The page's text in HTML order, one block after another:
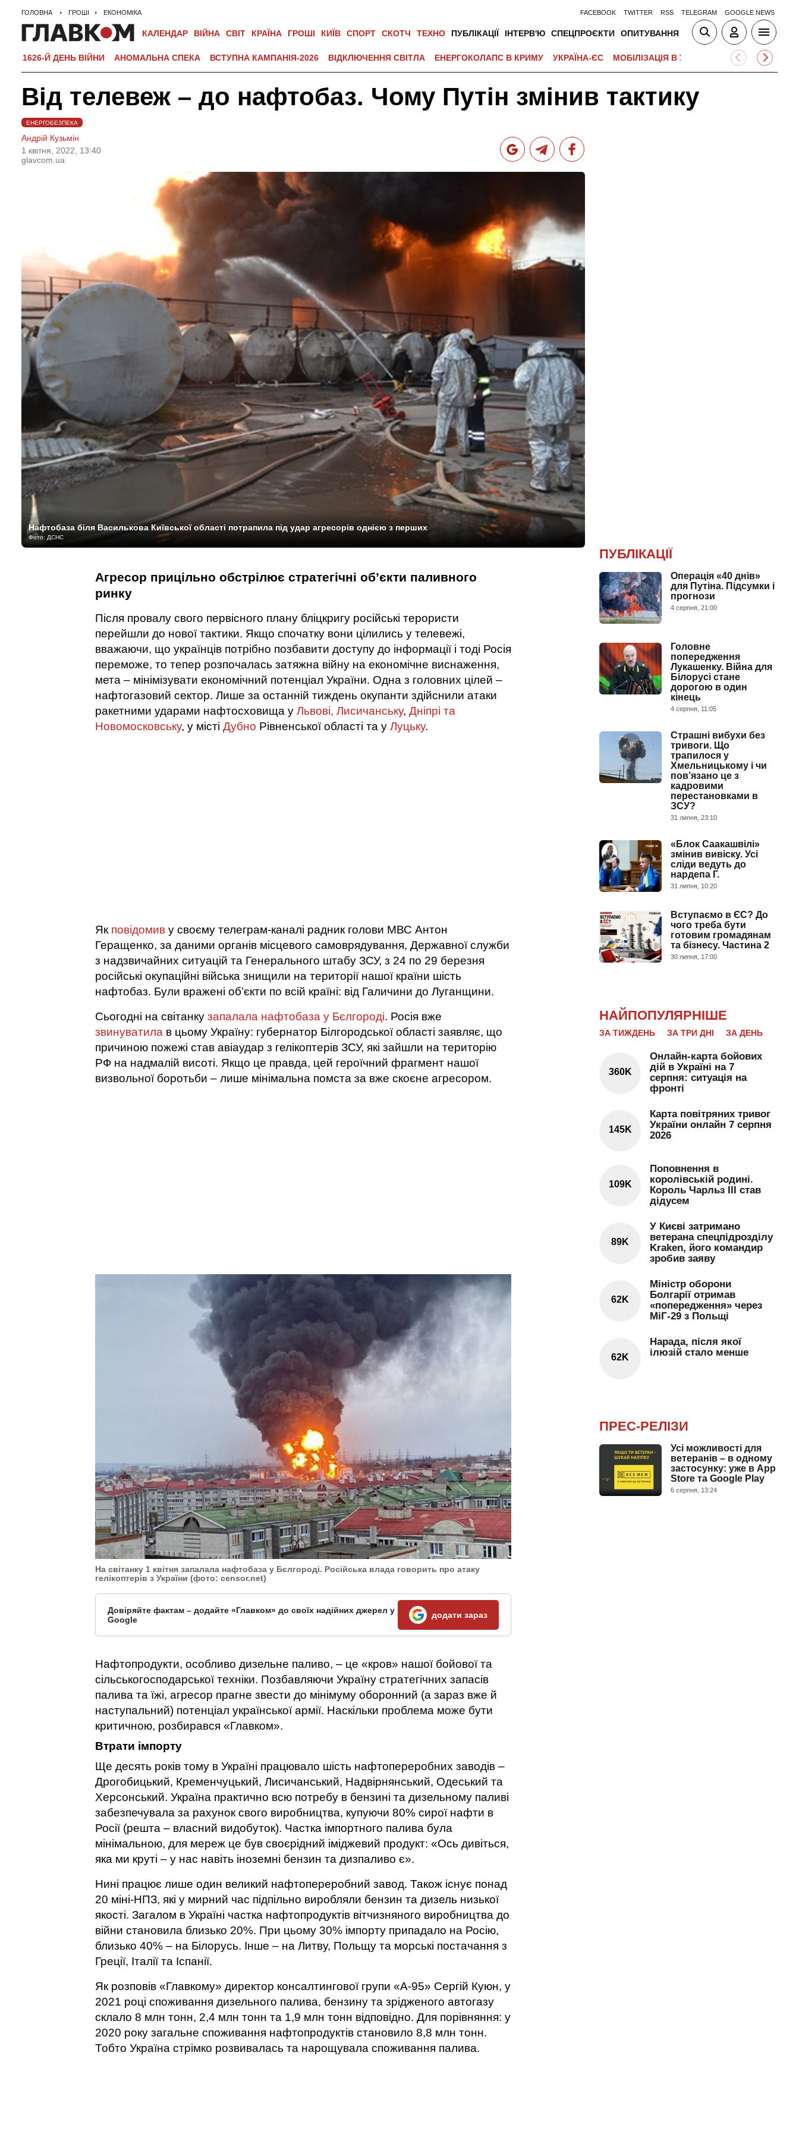
ГОЛОВНА ГРОШІ ЕКОНОМІКА FACEBOOK TWITTER RSS TELEGRAM GOOGLE NEWS
КАЛЕНДАР ВІЙНА СВІТ КРАЇНА ГРОШІ КИЇВ СПОРТ СКОТЧ ТЕХНО ПУБЛІКАЦІЇ ІНТЕРВ'Ю СПЕЦПРОЄКТИ ОПИТУВАННЯ
1626-Й ДЕНЬ ВІЙНИ АНОМАЛЬНА СПЕКА ВСТУПНА КАМПАНІЯ-2026 ВІДКЛЮЧЕННЯ СВІТЛА ЕНЕРГОКОЛАПС В КРИМУ УКРАЇНА-ЄС МОБІЛІЗАЦІЯ В УКРАЇНІ ВІЙНА НА
Від телевеж – до нафтобаз. Чому Путін змінив тактику
ЕНЕРГОБЕЗПЕКА
Андрій Кузьмін
1 квiтня, 2022, 13:40
glavcom.ua
Нафтобаза біля Василькова Київської області потрапила під удар агресорів однією з перших
Фото: ДСНС
Агресор прицільно обстрілює стратегічні об’єкти паливного
ринку
Після провалу свого первісного плану бліцкригу російські терористи
перейшли до нової тактики. Якщо спочатку вони цілились у телевежі,
вважаючи, що українців потрібно позбавити доступу до інформації і тоді Росія
переможе, то тепер розпочалась затяжна війну на економічне виснаження,
мета – мінімізувати економічний потенціал України. Одна з головних цілей –
нафтогазовий сектор. Лише за останній тиждень окупанти здійснили атаки
ракетними ударами нафтосховища у Львові, Лисичанську, Дніпрі та
Новомосковську, у місті Дубно Рівненської області та у Луцьку.
Як повідомив у своєму телеграм-каналі радник голови МВС Антон
Геращенко, за даними органів місцевого самоврядування, Державної служби
з надзвичайних ситуацій та Генерального штабу ЗСУ, з 24 по 29 березня
російські окупаційні війська знищили на території нашої країни шість
нафтобаз. Були вражені об’єкти по всій країні: від Галичини до Луганщини.
Сьогодні на світанку запалала нафтобаза у Бєлгороді. Росія вже
звинуватила в цьому Україну: губернатор Білгородської області заявляє, що
причиною пожежі став авіаудар з гелікоптерів ЗСУ, які зайшли на територію
РФ на надмалій висоті. Якщо це правда, цей героїчний фрагмент нашої
визвольної боротьби – лише мінімальна помста за вже скоєне агресором.
На світанку 1 квітня запалала нафтобаза у Бєлгороді. Російська влада говорить про атаку
гелікоптерів з України (фото: censor.net)
Довіряйте фактам – додайте «Главком» до своїх надійних джерел у
Google
додати зараз
Нафтопродукти, особливо дизельне паливо, – це «кров» нашої бойової та
сільськогосподарської техніки. Позбавляючи Україну стратегічних запасів
палива та їжі, агресор прагне звести до мінімуму оборонний (а зараз вже й
наступальний) потенціал української армії. Наскільки проблема може бути
критичною, розбирався «Главком».
Втрати імпорту
Ще десять років тому в Україні працювало шість нафтопереробних заводів –
Дрогобицький, Кременчуцький, Лисичанський, Надвірнянський, Одеський та
Херсонський. Україна практично всю потребу в бензині та дизельному паливі
забезпечувала за рахунок свого виробництва, купуючи 80% сирої нафти в
Росії (решта – власний видобуток). Частка імпортного палива була
мінімальною, для мереж це був своєрідний іміджевий продукт: «Ось дивіться,
яка ми круті – у нас навіть іноземні бензин та дизпаливо є».
Нині працює лише один великий нафтопереробний завод. Також існує понад
20 міні-НПЗ, які у мирний час підпільно виробляли бензин та дизель низької
якості. Загалом в Україні частка нафтопродуктів вітчизняного виробництва до
війни становила близько 20%. При цьому 30% імпорту припадало на Росію,
близько 40% – на Білорусь. Інше – на Литву, Польщу та морські постачання з
Греції, Італії та Іспанії.
Як розповів «Главкому» директор консалтингової групи «А-95» Сергій Куюн, у
2021 році споживання дизельного палива, бензину та зрідженого автогазу
склало 8 млн тонн, 2,4 млн тонн та 1,9 млн тонн відповідно. Для порівняння: у
2020 року загальне споживання нафтопродуктів становило 8,8 млн тонн.
Тобто Україна стрімко розвивалась та нарощувала споживання палива.
ПУБЛІКАЦІЇ
Операція «40 днів»
для Путіна. Підсумки і
прогнози
4 серпня, 21:00
Головне
попередження
Лукашенку. Війна для
Білорусі стане
дорогою в один
кінець
4 серпня, 11:05
Страшні вибухи без
тривоги. Що
трапилося у
Хмельницькому і чи
пов’язано це з
кадровими
перестановками в
ЗСУ?
31 липня, 23:10
«Блок Саакашвілі»
змінив вивіску. Усі
сліди ведуть до
нардепа Г.
31 липня, 10:20
Вступаємо в ЄС? До
чого треба бути
готовим громадянам
та бізнесу. Частина 2
30 липня, 17:00
НАЙПОПУЛЯРНІШЕ
ЗА ТИЖДЕНЬ ЗА ТРИ ДНІ ЗА ДЕНЬ
360K
Онлайн-карта бойових
дій в Україні на 7
серпня: ситуація на
фронті
145K
Карта повітряних тривог
України онлайн 7 серпня
2026
109K
Поповнення в
королівській родині.
Король Чарльз III став
дідусем
89K
У Києві затримано
ветерана спецпідрозділу
Kraken, його командир
зробив заяву
62K
Міністр оборони
Болгарії отримав
«попередження» через
МіГ-29 з Польщі
62K
Нарада, після якої
ілюзій стало менше
ПРЕС-РЕЛІЗИ
Усі можливості для
ветеранів – в одному
застосунку: уже в App
Store та Google Play
6 серпня, 13:24